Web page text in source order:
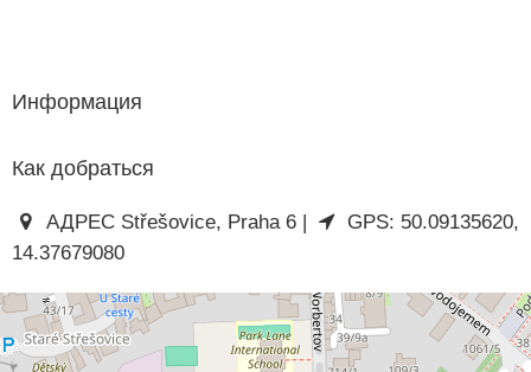
Информация
Как добраться
АДРЕС Střešovice, Praha 6 |
GPS: 50.09135620,
14.37679080